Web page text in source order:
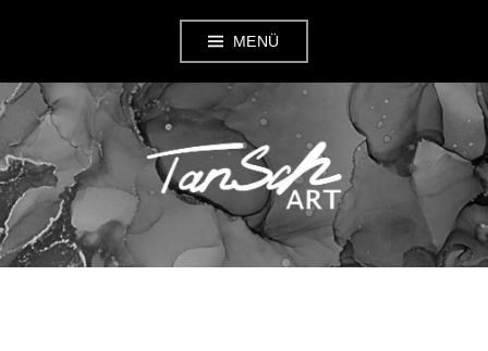
springen
MENÜ
TANSCH ART